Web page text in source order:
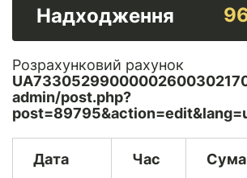
Надходження
Розрахунковий рахунок
admin/post.php?
Дата Час Сума